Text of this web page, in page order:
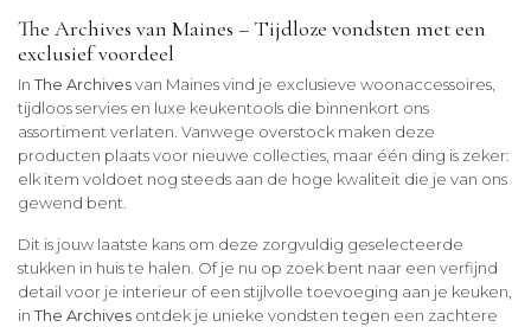
The Archives van Maines – Tijdloze vondsten met een
exclusief voordeel
InThe Archivesvan Maines vind je exclusieve woonaccessoires,
tijdloos servies en luxe keukentools die binnenkort ons
assortiment verlaten. Vanwege overstock maken deze
producten plaats voor nieuwe collecties, maar één ding is zeker:
elk item voldoet nog steeds aan de hoge kwaliteit die je van ons
gewend bent.
Dit is jouw laatste kans om deze zorgvuldig geselecteerde
stukken in huis te halen. Of je nu op zoek bent naar een verfijnd
detail voor je interieur of een stijlvolle toevoeging aan je keuken,
inThe Archives ontdek je unieke vondsten tegen een zachtere